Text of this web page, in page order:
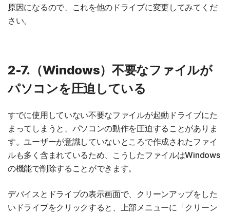
原因になるので、これを他のドライブに変更してみてくだ
さい。
2-7.（Windows）不要なファイルが
パソコンを圧迫している
すでに使用していない不要なファイルが起動ドライブにた
まってしまうと、パソコンの動作を圧迫することがありま
す。ユーザーが意識していないところで作成されたファイ
ルも多く含まれているため、こうしたファイルはWindows
の機能で削除することができます。
デバイスとドライブの表示画面で、クリーンアップをした
いドライブをクリックすると、上部メニューに「クリーン